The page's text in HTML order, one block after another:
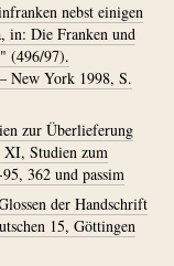
nebst einigen
in: Die Franken und
(496/97).
New York 1998, S.
zur Überlieferung
XI, Studien zum
362 und passim
der Handschrift
15, Göttingen